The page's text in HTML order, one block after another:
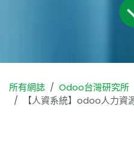
所有網誌
Odoo台灣研究所
【人資系統】odoo人力資